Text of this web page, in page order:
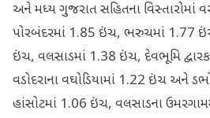
અને મધ્ય ગુજરાત સહિતના વિસ્તારોમાં
પોરબંદરમાં 1.85 ઇંચ, ભરુચમાં 1.77
ઇંચ, વલસાડમાં 1.38 ઇંચ, દેવભૂમિ
વડોદરાના વઘોડિયામાં 1.22 ઇંચ અને
હાંસોટમાં 1.06 ઇંચ, વલસાડના